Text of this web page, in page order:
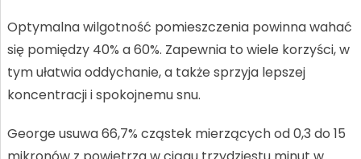
Optymalna wilgotność pomieszczenia powinna wahać
się pomiędzy 40% a 60%. Zapewnia to wiele korzyści, w
tym ułatwia oddychanie, a także sprzyja lepszej
koncentracji i spokojnemu snu.
George usuwa 66,7% cząstek mierzących od 0,3 do 15